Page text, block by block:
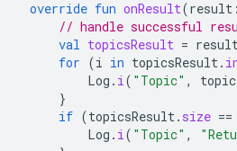
override fun onResult(result :
// handle successful
val topicsResult =
for (i in topicsResult.
Log . i( "Topic" ,
}
if (topicsResult. size ==
Log . i( "Topic" ,